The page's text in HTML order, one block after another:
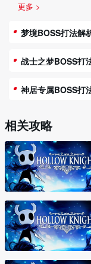
更多 >
梦境BOSS打法解
战士之梦BOSS打
神居专属BOSS打
相关攻略